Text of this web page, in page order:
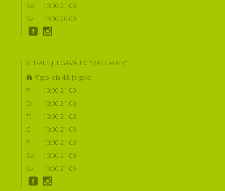
Se:
10:00-21:00
Sv:
10:00-20:00
VEIKALS JELGAVĀ T/C "RAF Centrs":
Rīgas iela 48, Jelgava
P:
10:00-21:00
O:
10:00-21:00
T:
10:00-21:00
C:
10:00-21:00
P:
10:00-21:00
Se:
10:00-21:00
Sv:
10:00-21:00